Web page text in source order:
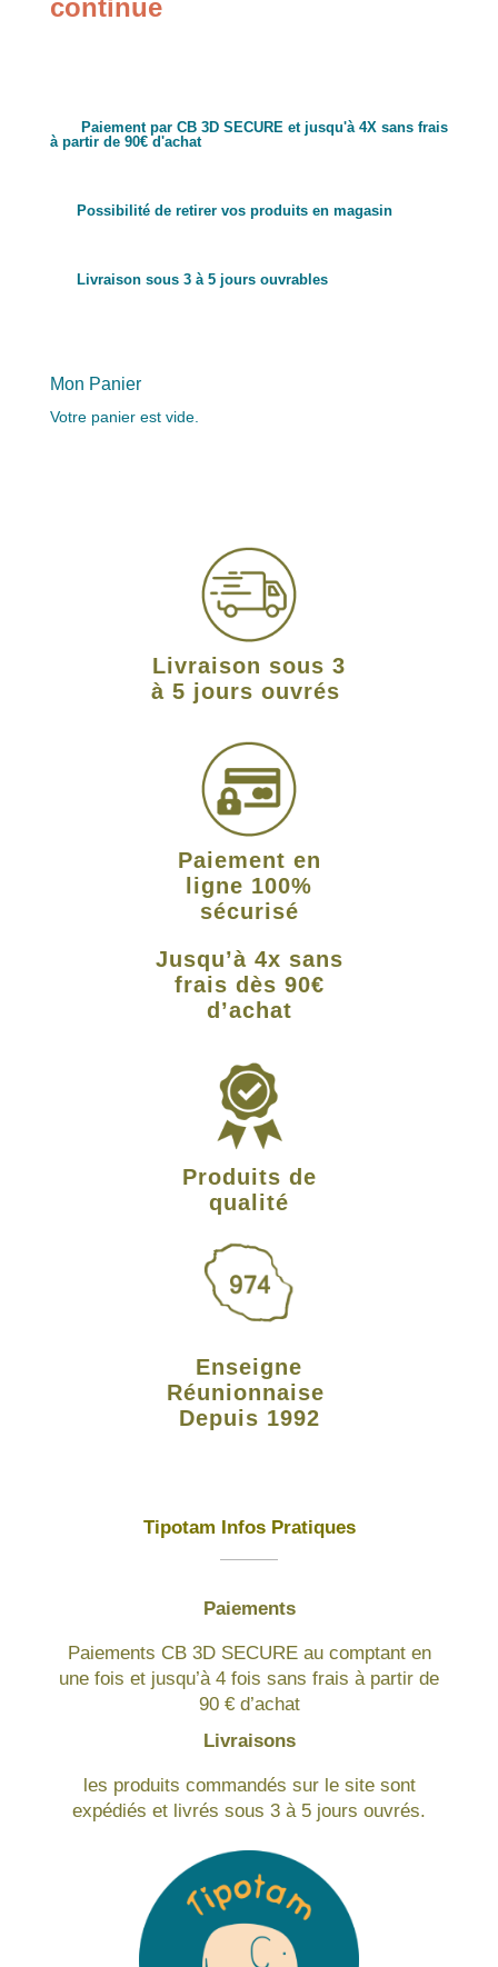
continue
Paiement par CB 3D SECURE et jusqu'à 4X sans frais
à partir de 90€ d'achat
Possibilité de retirer vos produits en magasin
Livraison sous 3 à 5 jours ouvrables
Mon Panier
Votre panier est vide.
Livraison sous 3
à 5 jours ouvrés
Paiement en
ligne 100%
sécurisé
Jusqu’à 4x sans
frais dès 90€
d’achat
Produits de
qualité
Enseigne
Réunionnaise
Depuis 1992
Tipotam Infos Pratiques
Paiements
Paiements CB 3D SECURE au comptant en
une fois et jusqu’à 4 fois sans frais à partir de
90 € d’achat
Livraisons
les produits commandés sur le site sont
expédiés et livrés sous 3 à 5 jours ouvrés.